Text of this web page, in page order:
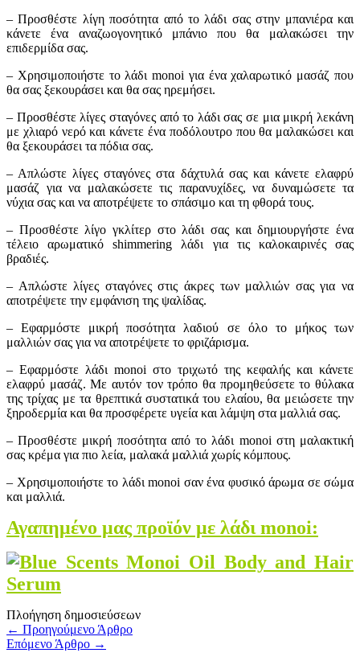
– Προσθέστε λίγη ποσότητα από το λάδι σας στην μπανιέρα και
κάνετε ένα αναζωογονητικό μπάνιο που θα μαλακώσει την
επιδερμίδα σας.
– Χρησιμοποιήστε το λάδι monoi για ένα χαλαρωτικό μασάζ που
θα σας ξεκουράσει και θα σας ηρεμήσει.
– Προσθέστε λίγες σταγόνες από το λάδι σας σε μια μικρή λεκάνη
με χλιαρό νερό και κάνετε ένα ποδόλουτρο που θα μαλακώσει και
θα ξεκουράσει τα πόδια σας.
– Απλώστε λίγες σταγόνες στα δάχτυλά σας και κάνετε ελαφρύ
μασάζ για να μαλακώσετε τις παρανυχίδες, να δυναμώσετε τα
νύχια σας και να αποτρέψετε το σπάσιμο και τη φθορά τους.
– Προσθέστε λίγο γκλίτερ στο λάδι σας και δημιουργήστε ένα
τέλειο αρωματικό shimmering λάδι για τις καλοκαιρινές σας
βραδιές.
– Απλώστε λίγες σταγόνες στις άκρες των μαλλιών σας για να
αποτρέψετε την εμφάνιση της ψαλίδας.
– Εφαρμόστε μικρή ποσότητα λαδιού σε όλο το μήκος των
μαλλιών σας για να αποτρέψετε το φριζάρισμα.
– Εφαρμόστε λάδι monoi στο τριχωτό της κεφαλής και κάνετε
ελαφρύ μασάζ. Με αυτόν τον τρόπο θα προμηθεύσετε το θύλακα
της τρίχας με τα θρεπτικά συστατικά του ελαίου, θα μειώσετε την
ξηροδερμία και θα προσφέρετε υγεία και λάμψη στα μαλλιά σας.
– Προσθέστε μικρή ποσότητα από το λάδι monoi στη μαλακτική
σας κρέμα για πιο λεία, μαλακά μαλλιά χωρίς κόμπους.
– Χρησιμοποιήστε το λάδι monoi σαν ένα φυσικό άρωμα σε σώμα
και μαλλιά.
Αγαπημένο μας προϊόν με λάδι monoi:
Πλοήγηση δημοσιεύσεων
← Προηγούμενο Άρθρο
Επόμενο Άρθρο →